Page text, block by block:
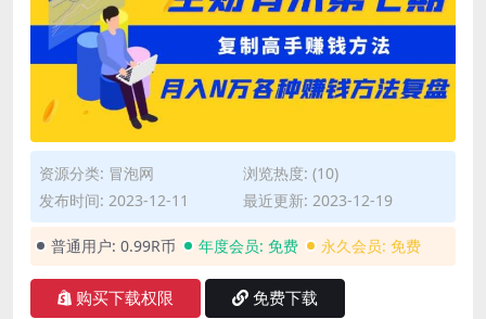
资源分类: 冒泡网
浏览热度: (10)
发布时间: 2023-12-11
最近更新: 2023-12-19
普通用户: 0.99R币 年度会员: 免费 永久会员: 免费
购买下载权限 免费下载